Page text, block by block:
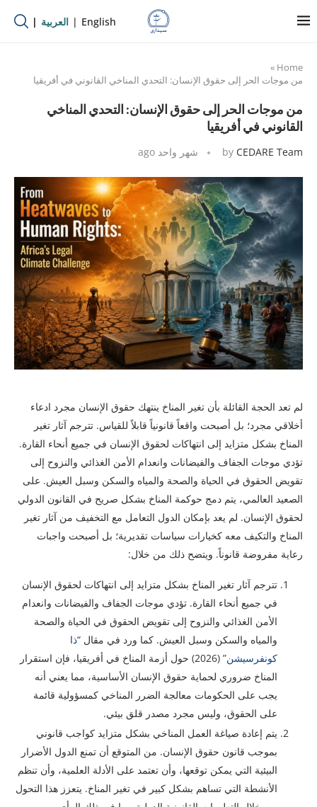
English العربية
Home
»
من موجات الحر إلى حقوق الإنسان: التحدي المناخي القانوني في أفريقيا
من موجات الحر إلى حقوق الإنسان: التحدي المناخي
القانوني في أفريقيا
by CEDARE Team شهر واحد ago
لم تعد الحجة القائلة بأن تغير المناخ ينتهك حقوق الإنسان مجرد ادعاء
أخلاقي مجرد؛ بل أصبحت واقعاً قانونياً قابلاً للقياس. تترجم آثار تغير
المناخ بشكل متزايد إلى انتهاكات لحقوق الإنسان في جميع أنحاء القارة.
تؤدي موجات الجفاف والفيضانات وانعدام الأمن الغذائي والنزوح إلى
تقويض الحقوق في الحياة والصحة والمياه والسكن وسبل العيش. على
الصعيد العالمي، يتم دمج حوكمة المناخ بشكل صريح في القانون الدولي
لحقوق الإنسان. لم يعد بإمكان الدول التعامل مع التخفيف من آثار تغير
المناخ والتكيف معه كخيارات سياسات تقديرية؛ بل أصبحت واجبات
رعاية مفروضة قانوناً. ويتضح ذلك من خلال:
تترجم آثار تغير المناخ بشكل متزايد إلى انتهاكات لحقوق الإنسان
في جميع أنحاء القارة. تؤدي موجات الجفاف والفيضانات وانعدام
الأمن الغذائي والنزوح إلى تقويض الحقوق في الحياة والصحة
والمياه والسكن وسبل العيش. كما ورد في مقال “ذا
كونفرسيشن
” (2026) حول أزمة المناخ في أفريقيا، فإن استقرار
المناخ ضروري لحماية حقوق الإنسان الأساسية، مما يعني أنه
يجب على الحكومات معالجة الضرر المناخي كمسؤولية قائمة
على الحقوق، وليس مجرد مصدر قلق بيئي.
يتم إعادة صياغة العمل المناخي بشكل متزايد كواجب قانوني
بموجب قانون حقوق الإنسان. من المتوقع أن تمنع الدول الأضرار
البيئية التي يمكن توقعها، وأن تعتمد على الأدلة العلمية، وأن تنظم
الأنشطة التي تساهم بشكل كبير في تغير المناخ. يتعزز هذا التحول